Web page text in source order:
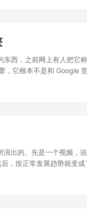
memory (TM)
。再注意到灰色字的提
原来，我们协同翻译
据处理上的超级牛力，
看到 此文 有人评论：
我，愿意围观更多翻译作
西，之前网上有人把它
，它根本不是和 Google
最明显的只是——一个文
计算机代数系统，拥有
算微积分作业，
，我还是很喜欢这个软
发热了——虽然我是学工
是些高深的东西，科学
演出的。先是一个视频，
，按正常发展趋势就变成
事情是这样的：[ 视频]